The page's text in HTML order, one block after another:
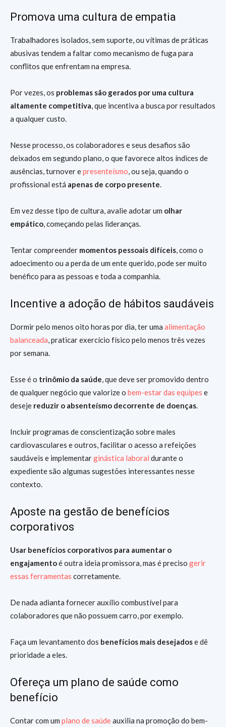
Promova uma cultura de empatia
Trabalhadores isolados, sem suporte, ou vítimas de práticas
abusivas tendem a faltar como mecanismo de fuga para
conflitos que enfrentam na empresa.
Por vezes, os problemas são gerados por uma cultura
altamente competitiva, que incentiva a busca por resultados
a qualquer custo.
Nesse processo, os colaboradores e seus desafios são
deixados em segundo plano, o que favorece altos índices de
ausências, turnover epresenteísmo, ou seja, quando o
profissional está apenas de corpo presente.
Em vez desse tipo de cultura, avalie adotar um olhar
empático, começando pelas lideranças.
Tentar compreender momentos pessoais difíceis, como o
adoecimento ou a perda de um ente querido, pode ser muito
benéfico para as pessoas e toda a companhia.
Incentive a adoção de hábitos saudáveis
Dormir pelo menos oito horas por dia, ter uma alimentação
balanceada, praticar exercício físico pelo menos três vezes
por semana.
Esse é o trinômio da saúde, que deve ser promovido dentro
de qualquer negócio que valorize o bem-estar das equipes e
deseje reduzir o absenteísmo decorrente de doenças.
Incluir programas de conscientização sobre males
cardiovasculares e outros, facilitar o acesso a refeições
saudáveis e implementarginástica laboral durante o
expediente são algumas sugestões interessantes nesse
contexto.
Aposte na gestão de benefícios
corporativos
Usar benefícios corporativos para aumentar o
engajamentoé outra ideia promissora, mas é preciso gerir
essas ferramentas corretamente.
De nada adianta fornecer auxílio combustível para
colaboradores que não possuem carro, por exemplo.
Faça um levantamento dos benefícios mais desejadose dê
prioridade a eles.
Ofereça um plano de saúde como
benefício
Contar com um plano de saúdeauxilia na promoção do bem-